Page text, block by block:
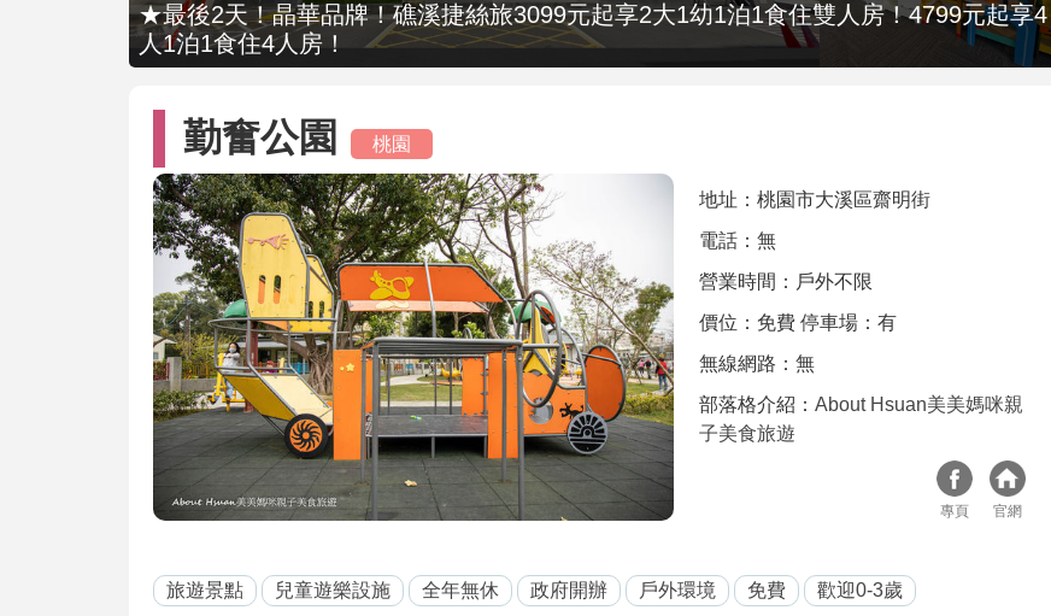
★最後2天！晶華品牌！礁溪捷絲旅3099元起享2大1幼1泊1食住雙人房！4799元起享4
人1泊1食住4人房！
勤奮公園 桃園
地址：桃園市大溪區齋明街
電話：無
營業時間：戶外不限
價位：免費 停車場：有
無線網路：無
部落格介紹：About Hsuan美美媽咪親
子美食旅遊
專頁 官網
旅遊景點 兒童遊樂設施 全年無休 政府開辦 戶外環境 免費 歡迎0-3歲